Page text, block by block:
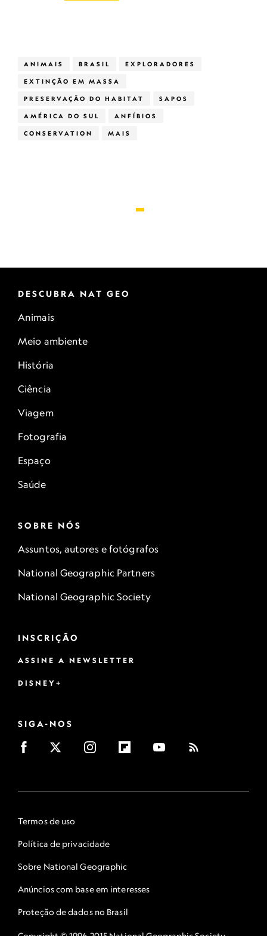
ANIMAIS BRASIL EXPLORADORES
EXTINÇÃO EM MASSA
PRESERVAÇÃO DO HABITAT SAPOS
AMÉRICA DO SUL ANFÍBIOS
CONSERVATION MAIS
DESCUBRA NAT GEO
Animais
Meio ambiente
História
Ciência
Viagem
Fotografia
Espaço
Saúde
SOBRE NÓS
Assuntos, autores e fotógrafos
National Geographic Partners
National Geographic Society
INSCRIÇÃO
ASSINE A NEWSLETTER
DISNEY+
SIGA-NOS
Termos de uso
Política de privacidade
Sobre National Geographic
Anúncios com base em interesses
Proteção de dados no Brasil